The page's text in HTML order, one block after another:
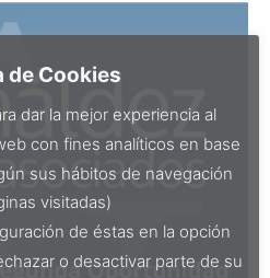
de Cookies
dar la mejor experiencia al
con fines analíticos en base
sus hábitos de navegación
visitadas)
de éstas en la opción
o desactivar parte de su